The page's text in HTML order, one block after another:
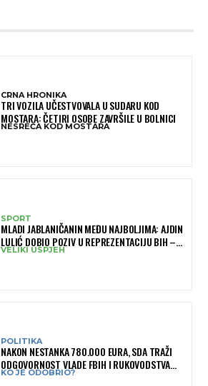
CRNA HRONIKA
TRI VOZILA UČESTVOVALA U SUDARU KOD
MOSTARA: ČETIRI OSOBE ZAVRŠILE U BOLNICI
NESREĆA KOD MOSTARA
SPORT
MLADI JABLANIČANIN MEĐU NAJBOLJIMA: AJDIN
LULIĆ DOBIO POZIV U REPREZENTACIJU BIH –
BRANIT ĆE BOJE BIH NA SLOVENIA BALL
VELIKI USPJEH
POLITIKA
NAKON NESTANKA 780.000 EURA, SDA TRAŽI
ODGOVORNOST VLADE FBIH I RUKOVODSTVA
IGMANA
KO JE ODOBRIO?